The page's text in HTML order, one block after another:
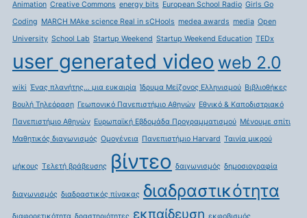
Animation Creative Commons energy bits European School Radio Girls Go
Coding MARCH MAke science Real in sCHools medea awards media Open
University School Lab Startup Weekend Startup Weekend Education TEDx
user generated video web 2.0
wiki Ένας πλανήτης… μια ευκαιρία Ίδρυμα Μείζονος Ελληνισμού Βιβλιοθήκες
Βουλή Τηλεόραση Γεωπονικό Πανεπιστήμιο Αθηνών Εθνικό & Καποδιστριακό
Πανεπιστήμιο Αθηνών Ευρωπαϊκή Εβδομάδα Προγραμματισμού Μένουμε σπίτι
Μαθητικός διαγωνισμός Ομογένεια Πανεπιστήμιο Harvard Ταινία μικρού
μήκους Τελετή βράβευσης βίντεο δαιγωνισμός δημοσιογραφία
διαγωνισμός διαδραστικός πίνακας διαδραστικότητα
εκπαίδευση